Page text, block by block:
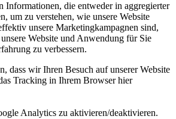
Informationen, die entweder in aggregierter
um zu verstehen, wie unsere Website
unsere Marketingkampagnen sind,
Website und Anwendung für Sie
zu verbessern.
dass wir Ihren Besuch auf unserer Website
Tracking in Ihrem Browser hier
Analytics zu aktivieren/deaktivieren.